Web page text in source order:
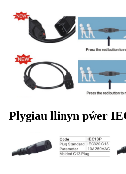
Plygiau llinyn pŵer